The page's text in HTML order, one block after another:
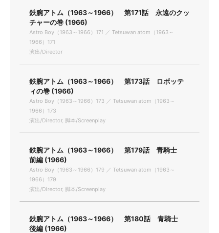
鉄腕アトム（1963～1966） 第171話 永遠のクッ
チャーの巻 (1966)
Astro Boy（1963～1966）171 ／ Tetsuwan atom（1963～
1966）171
演出/Director
鉄腕アトム（1963～1966） 第173話 ロボッテ
ィの巻 (1966)
Astro Boy（1963～1966）173 ／ Tetsuwan atom（1963～
1966）173
演出/Director, 脚本/Screenplay
鉄腕アトム（1963～1966） 第179話 青騎士
前編 (1966)
Astro Boy（1963～1966）179 ／ Tetsuwan atom（1963～
1966）179
演出/Director, 脚本/Screenplay
鉄腕アトム（1963～1966） 第180話 青騎士
後編 (1966)